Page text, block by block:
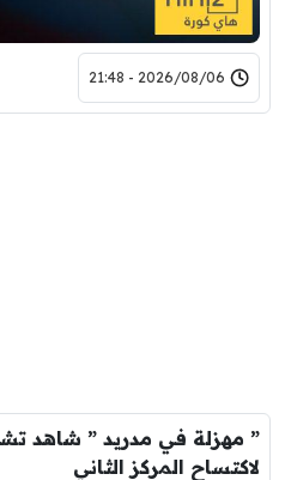
2026/08/06 - 21:48
” مهزلة في مدريد ” شاهد
لاكتساح المركز الثاني